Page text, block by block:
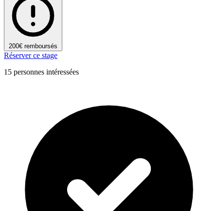
200€ remboursés
Réserver ce stage
15 personnes intéressées